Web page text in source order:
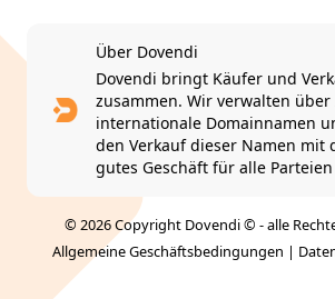
Über Dovendi
Dovendi bringt Käufer und
zusammen. Wir verwalten über
internationale Domainnamen
den Verkauf dieser Namen mit
gutes Geschäft für alle
© 2026 Copyright Dovendi © - alle
Allgemeine Geschäftsbedingungen |